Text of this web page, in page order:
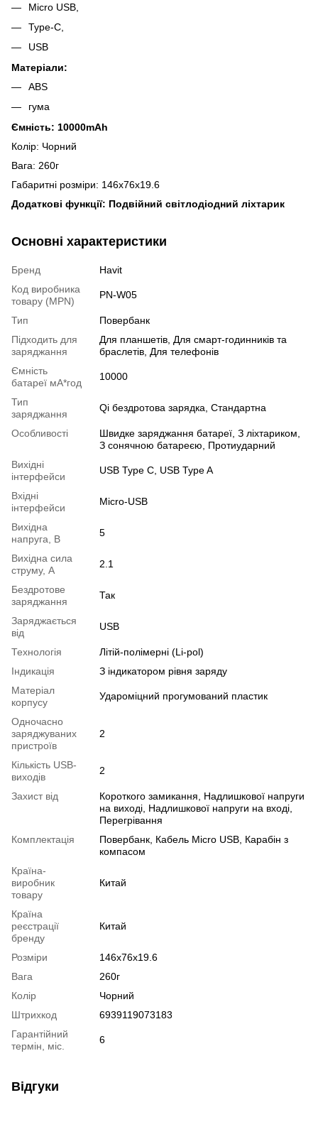
Micro USB,
Type-C,
USB
Матеріали:
ABS
гума
Ємність: 10000mAh
Колір: Чорний
Вага: 260г
Габаритні розміри: 146x76x19.6
Додаткові функції: Подвійний світлодіодний ліхтарик
Основні характеристики
Бренд
Havit
Код виробника
товару (MPN)
PN-W05
Тип
Повербанк
Підходить для
заряджання
Для планшетів, Для смарт-годинників та
браслетів, Для телефонів
Ємність
батареї мА*год
10000
Тип
заряджання
Qi бездротова зарядка, Стандартна
Особливості
Швидке заряджання батареї, З ліхтариком,
З сонячною батареєю, Протиударний
Вихідні
інтерфейси
USB Type C, USB Type A
Вхідні
інтерфейси
Micro-USB
Вихідна
напруга, В
5
Вихідна сила
струму, А
2.1
Бездротове
заряджання
Так
Заряджається
від
USB
Технологія
Літій-полімерні (Li-pol)
Індикація
З індикатором рівня заряду
Матеріал
корпусу
Удароміцний прогумований пластик
Одночасно
заряджуваних
пристроїв
2
Кількість USB-
виходів
2
Захист від
Короткого замикання, Надлишкової напруги
на виході, Надлишкової напруги на вході,
Перегрівання
Комплектація
Повербанк, Кабель Micro USB, Карабін з
компасом
Країна-
виробник
товару
Китай
Країна
реєстрації
бренду
Китай
Розміри
146x76x19.6
Вага
260г
Колір
Чорний
Штрихкод
6939119073183
Гарантійний
термін, міс.
6
Відгуки